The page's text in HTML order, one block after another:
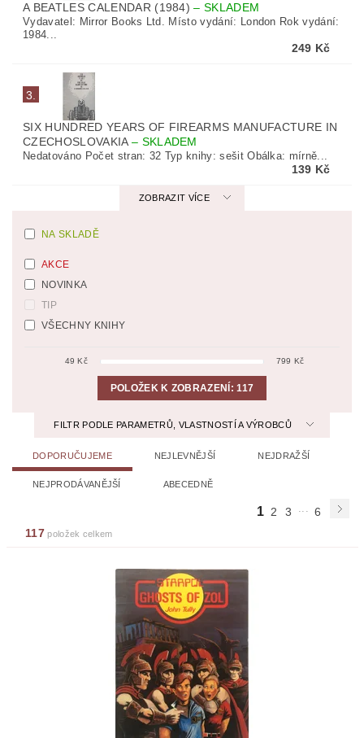
A BEATLES CALENDAR (1984)–SKLADEM
Vydavatel: Mirror Books Ltd. Místo vydání: London Rok vydání:
1984...
249 Kč
3.
SIX HUNDRED YEARS OF FIREARMS MANUFACTURE IN
CZECHOSLOVAKIA – SKLADEM
Nedatováno Počet stran: 32 Typ knihy: sešit Obálka: mírně...
139 Kč
ZOBRAZIT VÍCE
NA SKLADĚ
AKCE
NOVINKA
TIP
VŠECHNY KNIHY
49 Kč 799 Kč
POLOŽEK K ZOBRAZENÍ:117
FILTR PODLE PARAMETRŮ, VLASTNOSTÍ A VÝROBCŮ
DOPORUČUJEME NEJLEVNĚJŠÍ NEJDRAŽŠÍ
NEJPRODÁVANĚJŠÍ ABECEDNĚ
1 2 3 ... 6
117 položek celkem